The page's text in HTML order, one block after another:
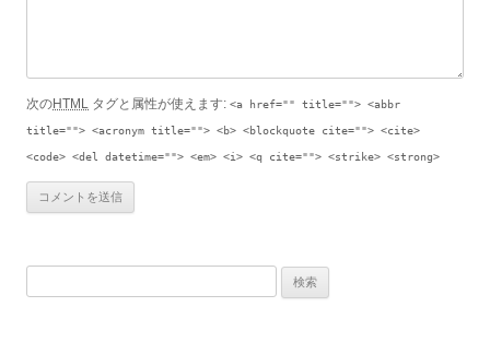
次のHTML タグと属性が使えます: <a href="" title=""> <abbr
title=""> <acronym title=""> <b> <blockquote cite=""> <cite>
<code> <del datetime=""> <em> <i> <q cite=""> <strike> <strong>